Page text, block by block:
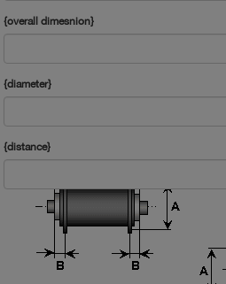
{overall dimesnion}
{diameter}
{distance}